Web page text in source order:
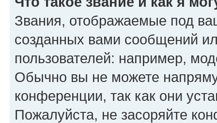
Звания, отображаемые под
созданных вами сообщений
пользователей: например,
Обычно вы не можете
конференции, так как они
Пожалуйста, не засоряйте